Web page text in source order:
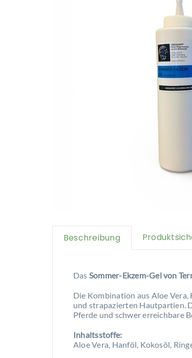
Beschreibung
Das Sommer-Ekzem-Gel von
Die Kombination aus Aloe
und strapazierten Hautpartien.
Pferde und schwer erreichbare
Inhaltsstoffe:
Aloe Vera, Hanföl, Kokosöl,